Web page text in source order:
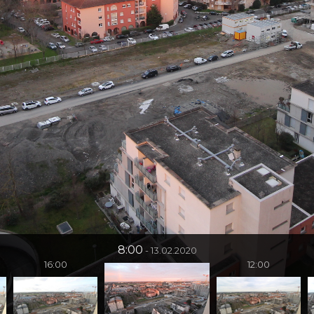
12:00
13.02.2020
8:00
16:00